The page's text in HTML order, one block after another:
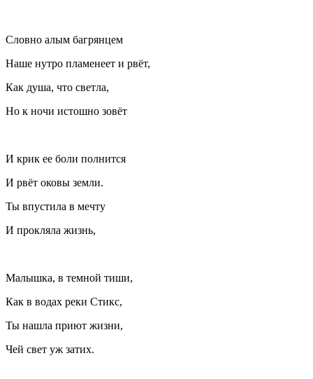
Словно алым багрянцем
Наше нутро пламенеет и рвёт,
Как душа, что светла,
Но к ночи истошно зовёт
И крик ее боли полнится
И рвёт оковы земли.
Ты впустила в мечту
И прокляла жизнь,
Малышка, в темной тиши,
Как в водах реки Стикс,
Ты нашла приют жизни,
Чей свет уж затих.